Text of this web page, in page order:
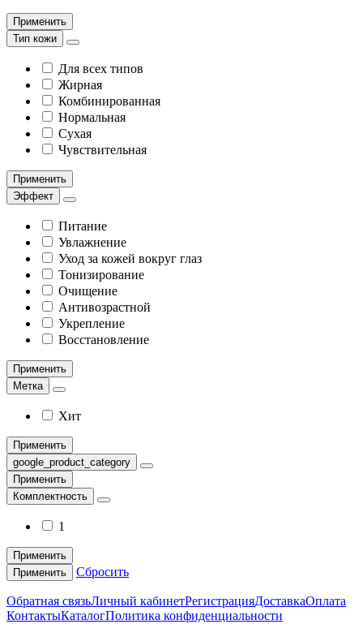
Применить
Тип кожи
Для всех типов
Жирная
Комбинированная
Нормальная
Сухая
Чувствительная
Применить
Эффект
Питание
Увлажнение
Уход за кожей вокруг глаз
Тонизирование
Очищение
Антивозрастной
Укрепление
Восстановление
Применить
Метка
Хит
Применить
google_product_category
Применить
Комплектность
1
Применить
Применить
Сбросить
Обратная связьЛичный кабинетРегистрацияДоставкаОплата
КонтактыКаталогПолитика конфиденциальности